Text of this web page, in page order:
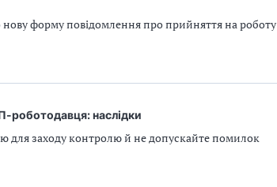
форму повідомлення про прийняття на роботу
роботодавця: наслідки
для заходу контролю й не допускайте помилок